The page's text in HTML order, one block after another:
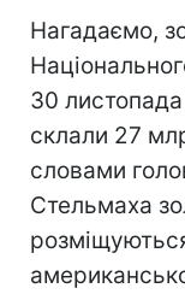
Нагадаємо,
30
склали 27
словами
Стельмаха